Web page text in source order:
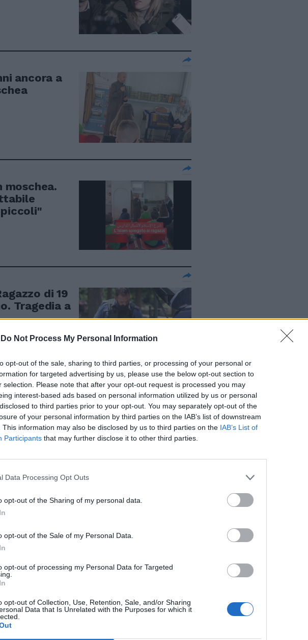
Do Not Process My Personal Information
opt-out of the sale, sharing to third parties, or processing of your personal or
for targeted advertising by us, please use the below opt-out section to
selection. Please note that after your opt-out request is processed you may
interest-based ads based on personal information utilized by us or personal
to third parties prior to your opt-out. You may separately opt-out of the
of your personal information by third parties on the IAB’s list of downstream
This information may also be disclosed by us to third parties on the IAB’s List of
Participants that may further disclose it to other third parties.
Data Processing Opt Outs
opt-out of the Sharing of my personal data.
opt-out of the Sale of my Personal Data.
opt-out of processing my Personal Data for Targeted
opt-out of Collection, Use, Retention, Sale, and/or Sharing
Data that Is Unrelated with the Purposes for which it
ancora a
moschea.
di 19
Tragedia a
il
(Pd) a
malato
finito